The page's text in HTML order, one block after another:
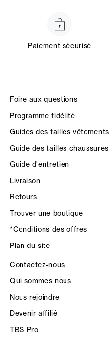
Paiement sécurisé
Foire aux questions
Programme fidélité
Guides des tailles vêtements
Guide des tailles chaussures
Guide d'entretien
Livraison
Retours
Trouver une boutique
*Conditions des offres
Plan du site
Contactez-nous
Qui sommes nous
Nous rejoindre
Devenir affilié
TBS Pro